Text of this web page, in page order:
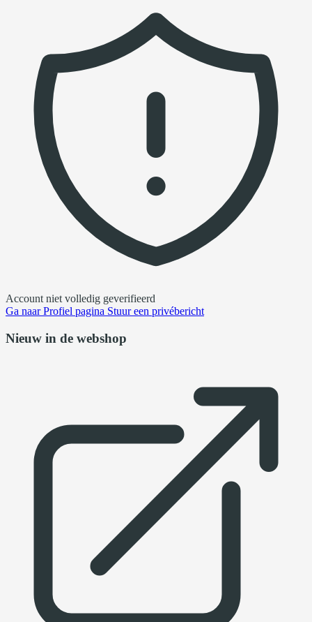
Account niet volledig geverifieerd
Ga naarProfiel pagina Stuur een privébericht
Nieuw in de webshop